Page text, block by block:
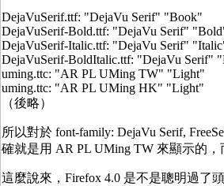
DejaVuSerif.ttf: "DejaVu Serif" "Book"
DejaVuSerif-Bold.ttf: "DejaVu Serif"
DejaVuSerif-Italic.ttf: "DejaVu Serif"
DejaVuSerif-BoldItalic.ttf: "DejaVu Serif"
uming.ttc: "AR PL UMing TW" "Light"
uming.ttc: "AR PL UMing HK" "Light"
（後略）
所以對於 font-family: DejaVu Serif,
確就是用 AR PL UMing TW 來顯示的，
這麼說來，Firefox 4.0 是不是聰明過了